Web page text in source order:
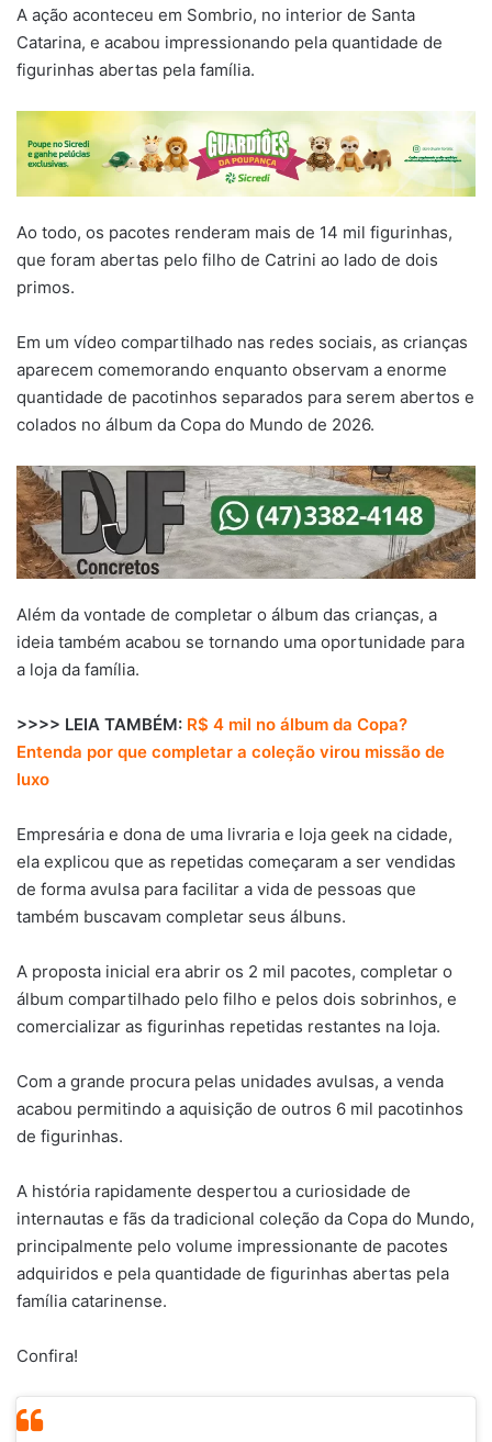
A ação aconteceu em Sombrio, no interior de Santa
Catarina, e acabou impressionando pela quantidade de
figurinhas abertas pela família.
Ao todo, os pacotes renderam mais de 14 mil figurinhas,
que foram abertas pelo filho de Catrini ao lado de dois
primos.
Em um vídeo compartilhado nas redes sociais, as crianças
aparecem comemorando enquanto observam a enorme
quantidade de pacotinhos separados para serem abertos e
colados no álbum da Copa do Mundo de 2026.
Além da vontade de completar o álbum das crianças, a
ideia também acabou se tornando uma oportunidade para
a loja da família.
>>>> LEIA TAMBÉM: R$ 4 mil no álbum da Copa?
Entenda por que completar a coleção virou missão de
luxo
Empresária e dona de uma livraria e loja geek na cidade,
ela explicou que as repetidas começaram a ser vendidas
de forma avulsa para facilitar a vida de pessoas que
também buscavam completar seus álbuns.
A proposta inicial era abrir os 2 mil pacotes, completar o
álbum compartilhado pelo filho e pelos dois sobrinhos, e
comercializar as figurinhas repetidas restantes na loja.
Com a grande procura pelas unidades avulsas, a venda
acabou permitindo a aquisição de outros 6 mil pacotinhos
de figurinhas.
A história rapidamente despertou a curiosidade de
internautas e fãs da tradicional coleção da Copa do Mundo,
principalmente pelo volume impressionante de pacotes
adquiridos e pela quantidade de figurinhas abertas pela
família catarinense.
Confira!